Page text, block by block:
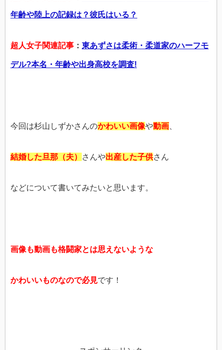
年齢や陸上の記録は？彼氏はいる？
超人女子関連記事 ： 東あずさは柔術・柔道家のハーフモ
デル?本名・年齢や出身高校を調査!
今回は杉山しずかさんのかわいい画像や動画
結婚した旦那（夫） さんや出産した子供さん
などについて書いてみたいと思います。
画像も動画も格闘家とは思えないような
かわいいものなので必見です！